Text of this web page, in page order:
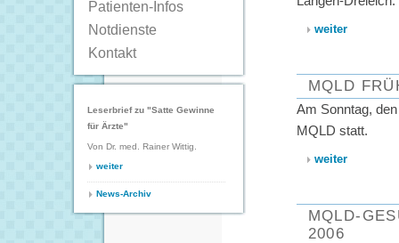
Patienten-Infos
Notdienste
Kontakt
Leserbrief zu "Satte Gewinne
für Ärzte"
Von Dr. med. Rainer Wittig.
weiter
News-Archiv
weiter
MQLD
Am Sonntag,
MQLD statt.
weiter
MQLD-
2006